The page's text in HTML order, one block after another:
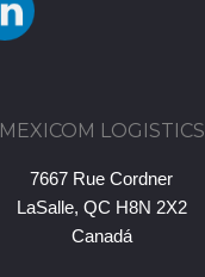
MEXICOM LOGISTICS
7667 Rue Cordner
LaSalle, QC H8N 2X2
Canadá